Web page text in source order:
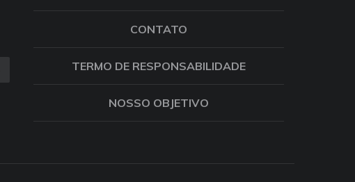
CONTATO
TERMO DE RESPONSABILIDADE
NOSSO OBJETIVO